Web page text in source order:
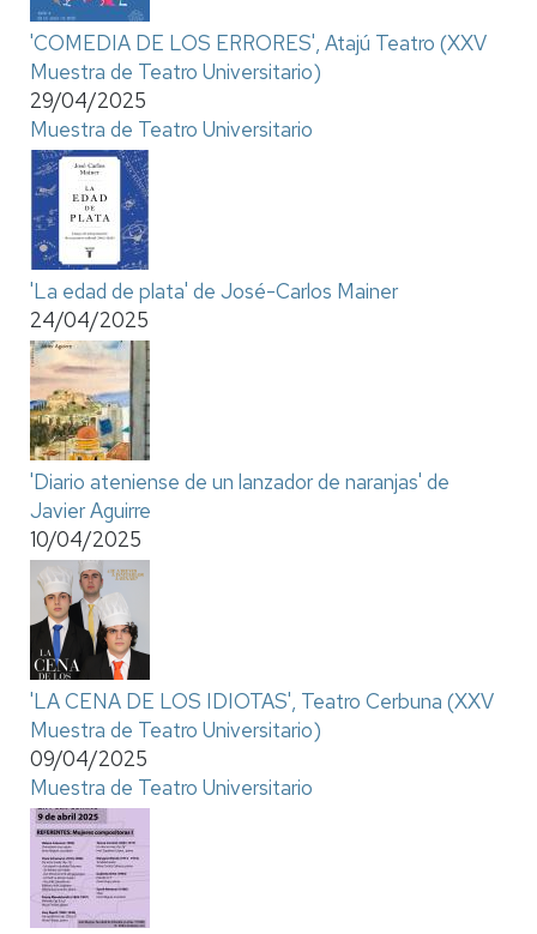
'COMEDIA DE LOS ERRORES', Atajú Teatro (XXV
Muestra de Teatro Universitario)
29/04/2025
Muestra de Teatro Universitario
'La edad de plata' de José-Carlos Mainer
24/04/2025
'Diario ateniense de un lanzador de naranjas' de
Javier Aguirre
10/04/2025
'LA CENA DE LOS IDIOTAS', Teatro Cerbuna (XXV
Muestra de Teatro Universitario)
09/04/2025
Muestra de Teatro Universitario